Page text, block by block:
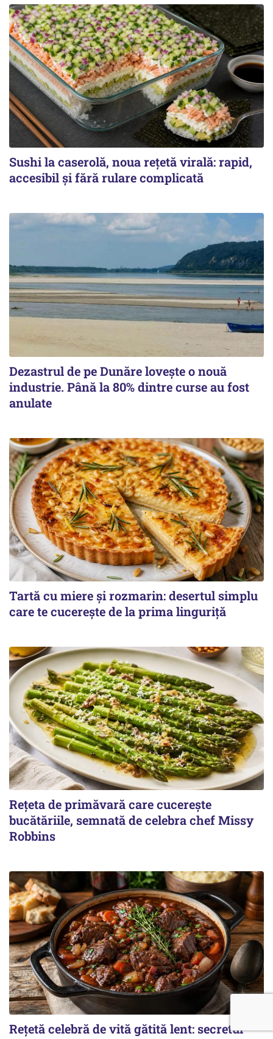
Sushi la caserolă, noua rețetă virală: rapid,
accesibil și fără rulare complicată
Dezastrul de pe Dunăre lovește o nouă
industrie. Până la 80% dintre curse au fost
anulate
Tartă cu miere și rozmarin: desertul simplu
care te cucerește de la prima linguriță
Rețeta de primăvară care cucerește
bucătăriile, semnată de celebra chef Missy
Robbins
Rețetă celebră de vită gătită lent: secretul